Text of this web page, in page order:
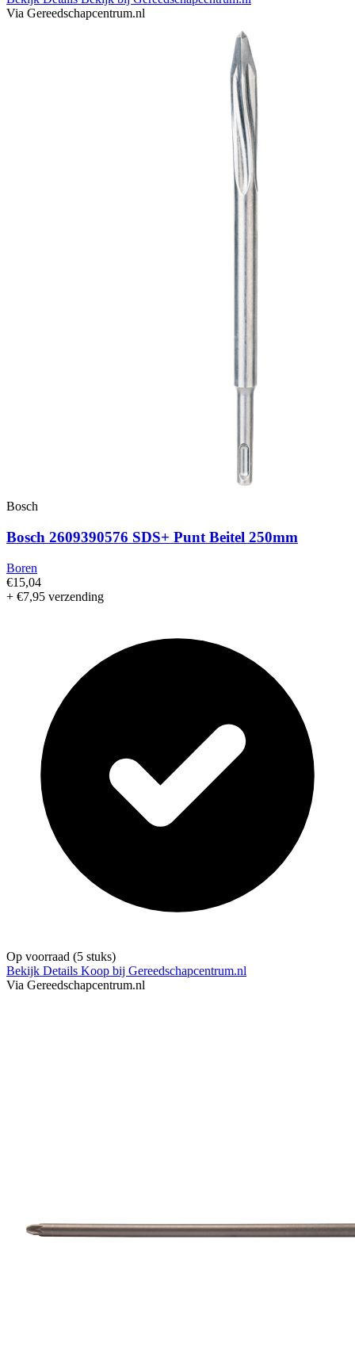
Via Gereedschapcentrum.nl
Bosch
Bosch 2609390576 SDS+ Punt Beitel 250mm
Boren
€15,04
+ €7,95 verzending
Op voorraad (5 stuks)
Bekijk Details Koop bij Gereedschapcentrum.nl
Via Gereedschapcentrum.nl